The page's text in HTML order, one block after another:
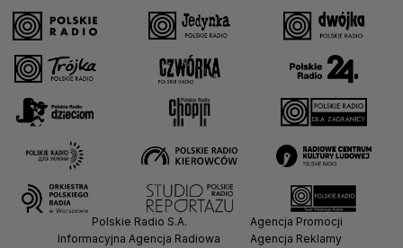
Polskie Radio S.A.
Informacyjna Agencja Radiowa
Agencja Promocji
Agencja Reklamy